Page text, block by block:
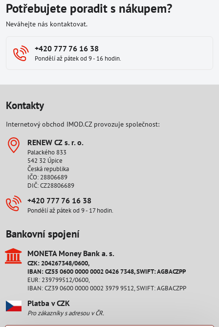
Potřebujete poradit s nákupem?
Neváhejte nás kontaktovat.
+420 777 76 16 38
Pondělí až pátek od 9 - 16 hodin.
Kontakty
Internetový obchod IMOD.CZ provozuje společnost:
RENEW CZ s​. r​. o​.
Palackého 833
542 32 Úpice
Česká republika
IČO: 28806689
DIČ: CZ28806689
+420 777 76 16 38
Pondělí až pátek od 9 - 17 hodin.
Bankovní spojení
MONETA Money Bank a​. s​.
CZK: 204267348/0600,
IBAN: CZ55 0600 0000 0002 0426 7348, SWIFT: AGBACZPP
EUR: 239799512/0600,
IBAN: CZ39 0600 0000 0002 3979 9512, SWIFT: AGBACZPP
Platba v CZK
Pro zákazníky s adresou v ČR.